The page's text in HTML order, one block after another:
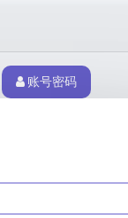
账号密码